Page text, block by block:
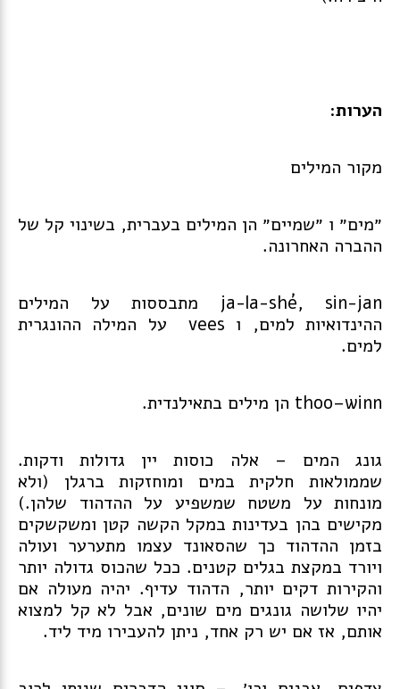
הערות:
מקור המילים
״מים״ ו ״שמיים״ הן המילים בעברית, בשינוי קל של
ההברה האחרונה.
ja-la-shé, sin-jan מתבססות על המילים
ההינדואיות למים, ו vees על המילה ההונגרית
למים.
thoo–winn הן מילים בתאילנדית.
גונג המים – אלה כוסות יין גדולות ודקות.
שממולאות חלקית במים ומוחזקות ברגלן (ולא
מונחות על משטח שמשפיע על ההדהוד שלהן.)
מקישים בהן בעדינות במקל הקשה קטן ומשקשקים
בזמן ההדהוד כך שהסאונד עצמו מתערער ועולה
ויורד במקצת בגלים קטנים. ככל שהכוס גדולה יותר
והקירות דקים יותר, הדהוד עדיף. יהיה מעולה אם
יהיו שלושה גונגים מים שונים, אבל לא קל למצוא
אותם, אז אם יש רק אחד, ניתן להעבירו מיד ליד.